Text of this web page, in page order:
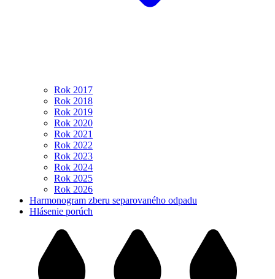
Rok 2017
Rok 2018
Rok 2019
Rok 2020
Rok 2021
Rok 2022
Rok 2023
Rok 2024
Rok 2025
Rok 2026
Harmonogram zberu separovaného odpadu
Hlásenie porúch